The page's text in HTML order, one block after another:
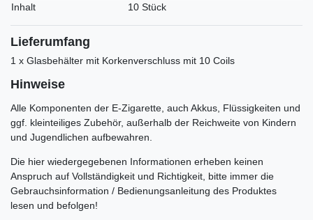
Inhalt
10 Stück
Lieferumfang
1 x Glasbehälter mit Korkenverschluss mit 10 Coils
Hinweise
Alle Komponenten der E-Zigarette, auch Akkus, Flüssigkeiten und
ggf. kleinteiliges Zubehör, außerhalb der Reichweite von Kindern
und Jugendlichen aufbewahren.
Die hier wiedergegebenen Informationen erheben keinen
Anspruch auf Vollständigkeit und Richtigkeit, bitte immer die
Gebrauchsinformation / Bedienungsanleitung des Produktes
lesen und befolgen!